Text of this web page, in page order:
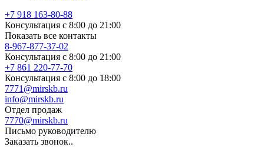
+7 918 163-80-88
Консультация с 8:00 до 21:00
Показать все контакты
8-967-877-37-02
Консультация с 8:00 до 21:00
+7 861 220-77-70
Консультация с 8:00 до 18:00
7771@mirskb.ru
info@mirskb.ru
Отдел продаж
7770@mirskb.ru
Письмо руководителю
Заказать звонок..